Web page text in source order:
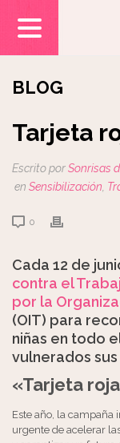
BLOG
Tarjeta
Escrito porSonrisas
en Sensibilización
0
Cada 12 de
contra el
por la
(OIT) para
niñas en todo
vulnerados
«Tarjeta
Este año, la campaña
urgente de acelerar